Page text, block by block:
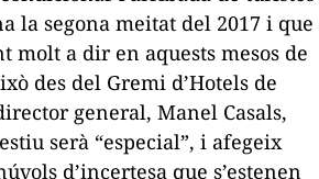
la segona meitat del 2017 i que
molt a dir en aquests mesos de
des del Gremi d’Hotels de
general, Manel Casals,
serà “especial”, i afegeix
d’incertesa que s’estenen